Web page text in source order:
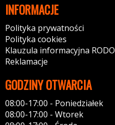
INFORMACJE
Polityka prywatności
Polityka cookies
Klauzula informacyjna RODO
Reklamacje
GODZINY OTWARCIA
08:00-17:00 - Poniedziałek
08:00-17:00 - Wtorek